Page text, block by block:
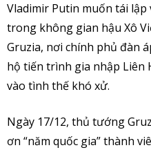
Vladimir Putin muốn tái
trong không gian hậu Xô
Gruzia, nơi chính phủ đàn
hộ tiến trình gia nhập Liên
vào tình thế khó xử.
Ngày 17/12, thủ tướng
ơn “năm quốc gia” thành